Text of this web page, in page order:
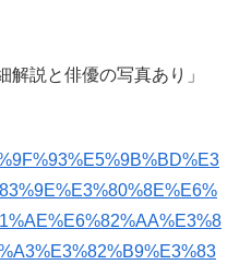
解説と俳優の写真あり」